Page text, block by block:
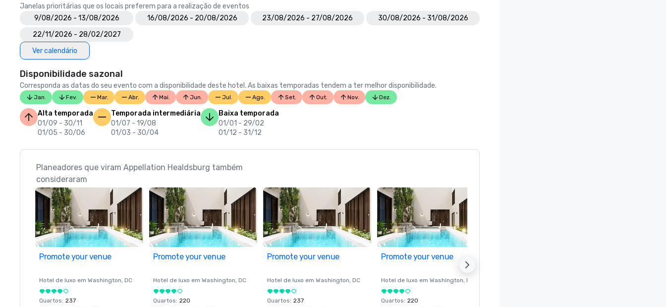
Janelas prioritárias que os locais preferem para a realização de eventos
9/08/2026 - 13/08/2026
16/08/2026 - 20/08/2026 23/08/2026 - 27/08/2026
30/08/2026 - 31/08/2026
22/11/2026 - 28/02/2027
Ver calendário
Disponibilidade sazonal
Corresponda as datas do seu evento com a disponibilidade deste hotel. As baixas temporadas tendem a ter melhor disponibilidade.
Jan. Fev. Mar. Abr. Mai. Jun. Jul. Ago. Set. Out. Nov. Dez.
Alta temporada
01/09 - 30/11
01/05 - 30/06
Temporada intermediária
01/07 - 19/08
01/03 - 30/04
Baixa temporada
01/01 - 29/02
01/12 - 31/12
Planeadores que viram Appellation Healdsburg também
consideraram
Promote your venue
Hotel de luxo em Washington, DC
Quartos: 237
Promote your venue
Hotel de luxo em Washington, DC
Quartos: 220
Promote your venue
Hotel de luxo em Washington, DC
Quartos: 237
Promote your venue
Hotel de luxo em Washington, DC
Quartos: 220